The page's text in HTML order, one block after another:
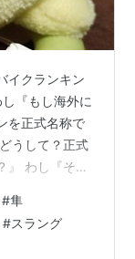
イクランキン
『もし海外に
を正式名称で
うして？正式
』 わし『そ
ットモンスタ
』 わし『マ
』というポケ
#隼
#スラング